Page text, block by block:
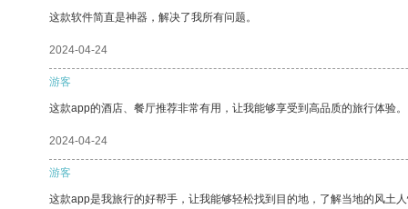
这款软件简直是神器，解决了我所有问题。
2024-04-24
游客
这款app的酒店、餐厅推荐非常有用，让我能够享受到高品质的旅行体验。
2024-04-24
游客
这款app是我旅行的好帮手，让我能够轻松找到目的地，了解当地的风土